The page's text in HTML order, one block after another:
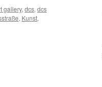
gallery, dcs, dcs
, Kunst,